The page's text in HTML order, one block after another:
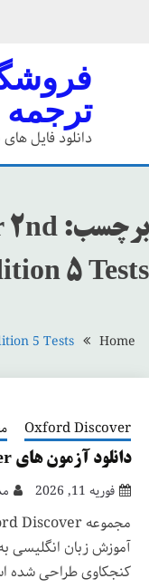
ترجمه
دانلود فایل
برچسب: 2nd
5 Tests
Home
5 Tests
Oxford Discover
دانلود آزمون های Oxford Discover ویراست دوم
فوریه 11, 2026
آموزش زبان انگلیسی
کنجکاوی طراحی شده